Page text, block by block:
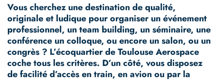
Vous cherchez une destination de qualité,
originale et ludique pour organiser un événement
professionnel, un team building, un séminaire, une
conférence un colloque, ou encore un salon, ou un
congrès ? L’écoquartier de Toulouse Aerospace
coche tous les critères. D’un côté, vous disposez
de facilité d’accès en train, en avion ou par la